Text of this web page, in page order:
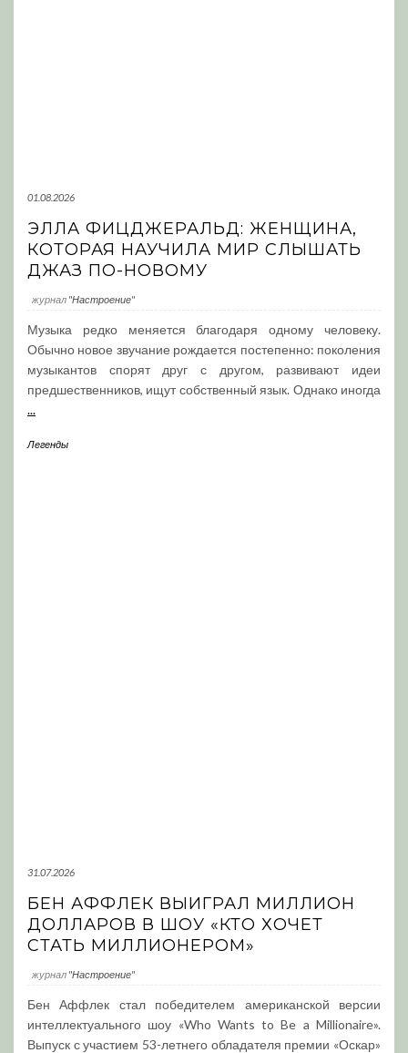
01.08.2026
ЭЛЛА ФИЦДЖЕРАЛЬД: ЖЕНЩИНА,
КОТОРАЯ НАУЧИЛА МИР СЛЫШАТЬ
ДЖАЗ ПО-НОВОМУ
журнал "Настроение"
Музыка редко меняется благодаря одному человеку.
Обычно новое звучание рождается постепенно: поколения
музыкантов спорят друг с другом, развивают идеи
предшественников, ищут собственный язык. Однако иногда
...
Легенды
31.07.2026
БЕН АФФЛЕК ВЫИГРАЛ МИЛЛИОН
ДОЛЛАРОВ В ШОУ «КТО ХОЧЕТ
СТАТЬ МИЛЛИОНЕРОМ»
журнал "Настроение"
Бен Аффлек стал победителем американской версии
интеллектуального шоу «Who Wants to Be a Millionaire».
Выпуск с участием 53-летнего обладателя премии «Оскар»